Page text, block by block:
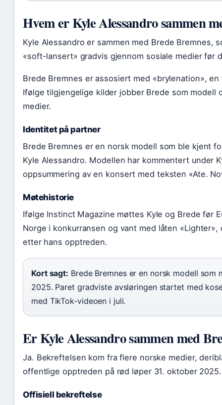
Hvem er Kyle Alessandro sammen
Kyle Alessandro er sammen med Brede Bremnes,
«soft-lansert» gradvis gjennom sosiale medier før
Brede Bremnes er assosiert med «brylenation»,
Ifølge tilgjengelige kilder jobber Brede som
medier.
Identitet på partner
Brede Bremnes er en norsk modell som ble kjent
Kyle Alessandro. Modellen har kommentert under
oppsummering av en konsert med teksten «Ate.
Møtehistorie
Ifølge Instinct Magazine møttes Kyle og Brede før
Norge i konkurransen og vant med låten
etter hans opptreden.
Kort sagt: Brede Bremnes er en norsk modell
2025. Paret gradviste avsløringen startet med
med TikTok-videoen i juli.
Er Kyle Alessandro sammen med
Ja. Bekreftelsen kom fra flere norske medier,
offentlige opptreden på rød løper 31. oktober 2025.
Offisiell bekreftelse